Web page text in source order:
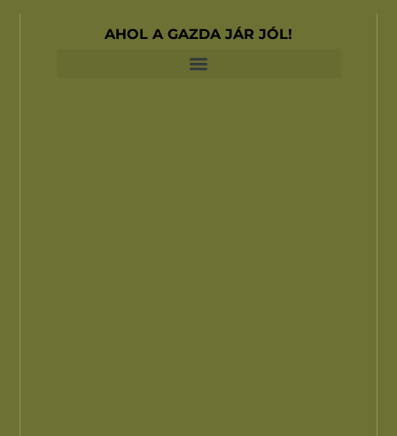
AHOL A GAZDA JÁR JÓL!